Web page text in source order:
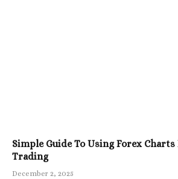
Simple Guide To Using Forex
Trading
December 2, 2025